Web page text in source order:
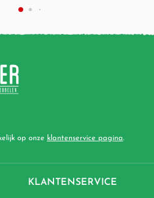
op onze klantenservice pagina.
KLANTENSERVICE